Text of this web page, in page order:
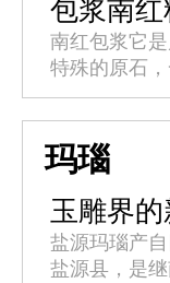
等等，其中
缎般光泽的
级...
包浆南红
南红包浆它
特殊的原石
不同的纹理
是红皮、黄
内里包裹的是
的...
玛瑙
玉雕界
盐源玛瑙产
盐源县，是